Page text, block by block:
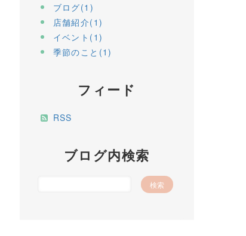
ブログ(1)
店舗紹介(1)
イベント(1)
季節のこと(1)
フィード
RSS
ブログ内検索